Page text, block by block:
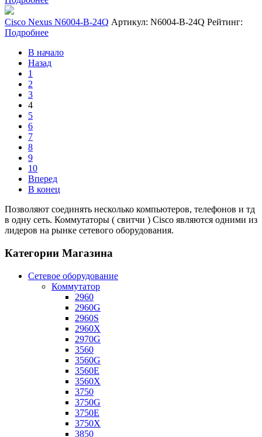
Cisco Nexus N6004-B-24Q Артикул: N6004-B-24Q Рейтинг:
Подробнее
В начало
Назад
1
2
3
4
5
6
7
8
9
10
Вперед
В конец
Позволяют соединять несколько компьютеров, телефонов и тд
в одну сеть. Коммутаторы ( свитчи ) Cisco являются одними из
лидеров на рынке сетевого оборудования.
Категории Магазина
Сетевое оборудование
Коммутатор
2960
2960G
2960S
2960X
2970G
3560
3560G
3560E
3560X
3750
3750G
3750E
3750X
3850